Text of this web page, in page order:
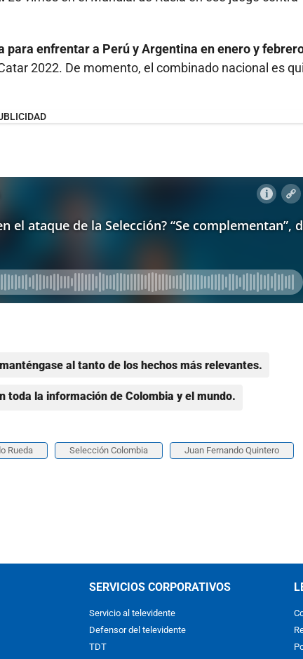
para enfrentar a Perú y Argentina en enero y
2022. De momento, el combinado nacional es
al tanto de los hechos más relevantes.
toda la información de Colombia y el mundo.
Rueda Selección Colombia Juan Fernando Quintero
SERVICIOS CORPORATIVOS
Servicio al televidente
Defensor del televidente
TDT